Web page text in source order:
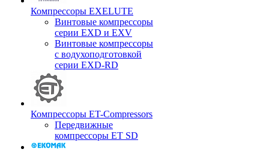
Компрессоры EXELUTE
Винтовые компрессоры
серии EXD и EXV
Винтовые компрессоры
с водухоподготовкой
серии EXD-RD
Компрессоры ET-Compressors
Передвижные
компрессоры ET SD